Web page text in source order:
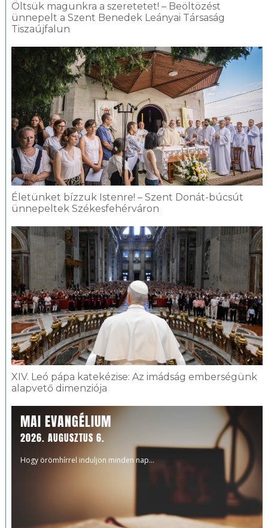
Öltsük magunkra a szeretetet! – Beöltözést
ünnepelt a Szent Benedek Leányai Társaság
Tiszaújfalun
Életünket bízzuk Istenre! – Szent Donát-búcsút
ünnepeltek Székesfehérváron
XIV. Leó pápa katekézise: Az imádság emberségünk
alapvető dimenziója
MAI EVANGÉLIUM
2026. AUGUSZTUS 6.
Hogy örömhírrel induljon minden nap...